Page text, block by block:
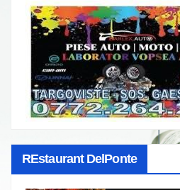
REstaurant DelPonte